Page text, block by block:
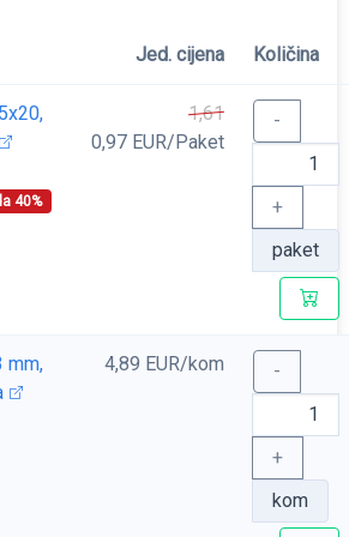
Jed. cijena Količina
40%
1,61
0,97 EUR/Paket
-
+
paket
mm,
4,89 EUR/kom -
+
kom